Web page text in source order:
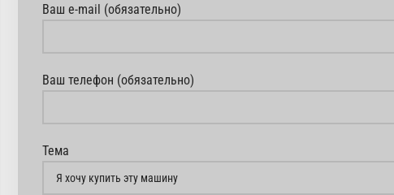
Ваш e-mail (обязательно)
Ваш телефон (обязательно)
Тема